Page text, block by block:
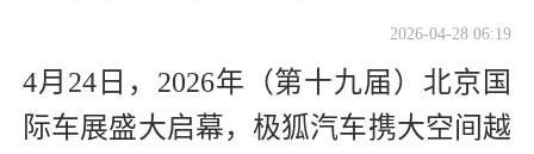
2026-04-28 06:19
4月24日，2026年（第十九届）北京国
际车展盛大启幕，极狐汽车携大空间越